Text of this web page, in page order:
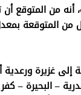
أنه من المتوقع
من المتوقعة
غزيرة ورعدية
– البحيرة –